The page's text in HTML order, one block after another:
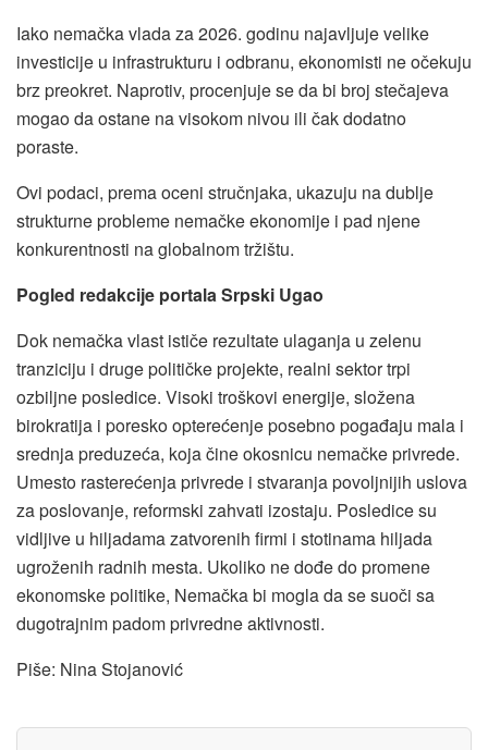
Iako nemačka vlada za 2026. godinu najavljuje velike
investicije u infrastrukturu i odbranu, ekonomisti ne očekuju
brz preokret. Naprotiv, procenjuje se da bi broj stečajeva
mogao da ostane na visokom nivou ili čak dodatno
poraste.
Ovi podaci, prema oceni stručnjaka, ukazuju na dublje
strukturne probleme nemačke ekonomije i pad njene
konkurentnosti na globalnom tržištu.
Pogled redakcije portala Srpski Ugao
Dok nemačka vlast ističe rezultate ulaganja u zelenu
tranziciju i druge političke projekte, realni sektor trpi
ozbiljne posledice. Visoki troškovi energije, složena
birokratija i poresko opterećenje posebno pogađaju mala i
srednja preduzeća, koja čine okosnicu nemačke privrede.
Umesto rasterećenja privrede i stvaranja povoljnijih uslova
za poslovanje, reformski zahvati izostaju. Posledice su
vidljive u hiljadama zatvorenih firmi i stotinama hiljada
ugroženih radnih mesta. Ukoliko ne dođe do promene
ekonomske politike, Nemačka bi mogla da se suoči sa
dugotrajnim padom privredne aktivnosti.
Piše: Nina Stojanović